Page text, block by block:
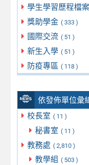
學生學習歷程檔案
獎助學金 ( 333 )
國際交流 ( 51 )
新生入學 ( 51 )
防疫專區 ( 118 )
依發佈單位彙
校長室 ( 11 )
秘書室 ( 11 )
教務處 ( 2,810 )
教學組 ( 503 )